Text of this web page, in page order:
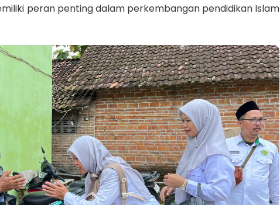
peran penting dalam perkembangan pendidikan Islam